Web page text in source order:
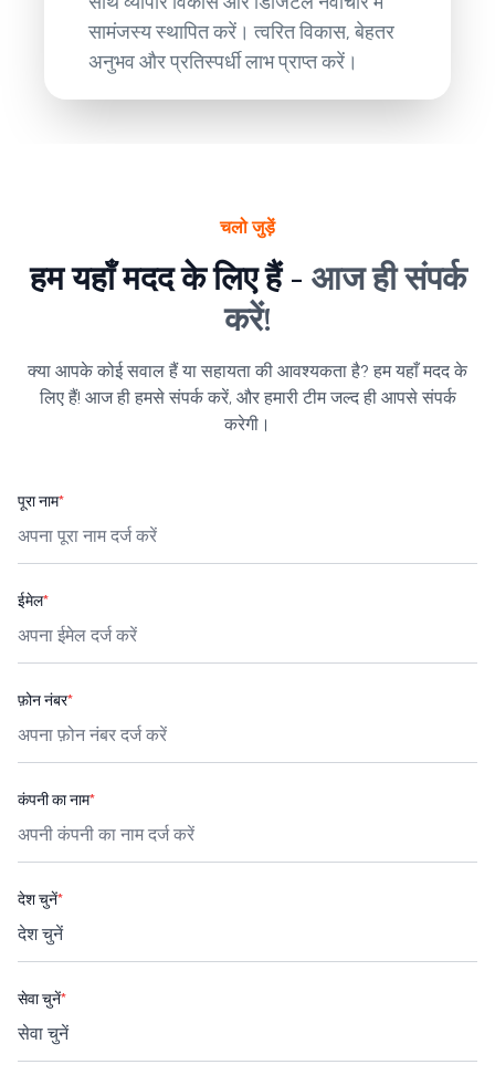
सामंजस्य स्थापित करें। त्वरित विकास, बेहतर
अनुभव और प्रतिस्पर्धी लाभ प्राप्त करें।
चलो जुड़ें
हम यहाँ मदद के लिए हैं - आज ही संपर्क
करें!
क्या आपके कोई सवाल हैं या सहायता की आवश्यकता है? हम यहाँ मदद के
लिए हैं! आज ही हमसे संपर्क करें, और हमारी टीम जल्द ही आपसे संपर्क
करेगी।
पूरा नाम*
ईमेल*
फ़ोन नंबर*
कंपनी का नाम*
देश चुनें*
सेवा चुनें*